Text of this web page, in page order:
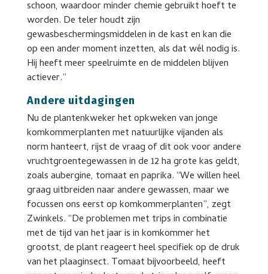
schoon, waardoor minder chemie gebruikt hoeft te
worden. De teler houdt zijn
gewasbeschermingsmiddelen in de kast en kan die
op een ander moment inzetten, als dat wél nodig is.
Hij heeft meer speelruimte en de middelen blijven
actiever.”
Andere uitdagingen
Nu de plantenkweker het opkweken van jonge
komkommerplanten met natuurlijke vijanden als
norm hanteert, rijst de vraag of dit ook voor andere
vruchtgroentegewassen in de 12 ha grote kas geldt,
zoals aubergine, tomaat en paprika. “We willen heel
graag uitbreiden naar andere gewassen, maar we
focussen ons eerst op komkommerplanten”, zegt
Zwinkels. “De problemen met trips in combinatie
met de tijd van het jaar is in komkommer het
grootst, de plant reageert heel specifiek op de druk
van het plaaginsect. Tomaat bijvoorbeeld, heeft